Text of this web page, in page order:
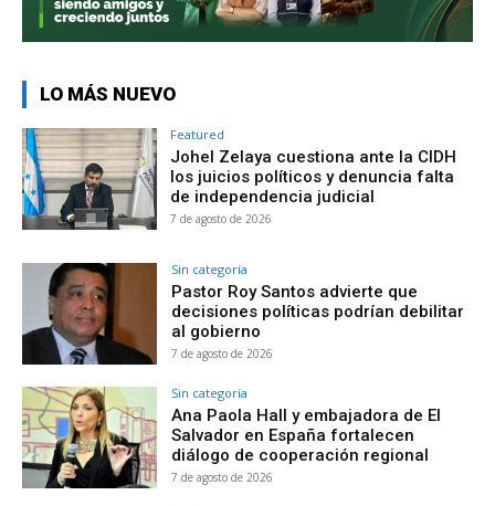
LO MÁS NUEVO
Featured
Johel Zelaya cuestiona ante la CIDH
los juicios políticos y denuncia falta
de independencia judicial
7 de agosto de 2026
Sin categoría
Pastor Roy Santos advierte que
decisiones políticas podrían debilitar
al gobierno
7 de agosto de 2026
Sin categoría
Ana Paola Hall y embajadora de El
Salvador en España fortalecen
diálogo de cooperación regional
7 de agosto de 2026